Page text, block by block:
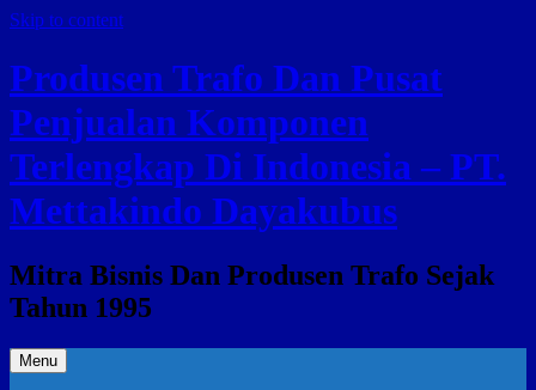
Skip to content
Produsen Trafo Dan Pusat
Penjualan Komponen
Terlengkap Di Indonesia – PT.
Mettakindo Dayakubus
Mitra Bisnis Dan Produsen Trafo Sejak
Tahun 1995
Menu